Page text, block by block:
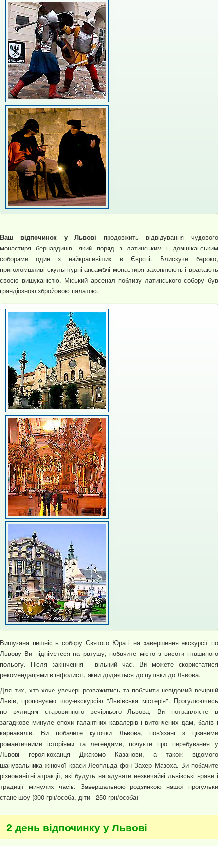
Ваш відпочинок у Львові продовжить відвідування чудового
монастиря бернардинів, який поряд з латинським і домініканським
соборами один з найкрасивіших в Європі. Блискуче бароко,
приголомшливі скульптурні ансамблі монастиря захоплюють і вражають
своєю вишуканістю. Міський арсенал поблизу латинського собору був
грандіозною збройовою палатою.
Вишукана пишність собору Святого Юра і на завершення екскурсії по
Львову Ви підніметеся на ратушу, побачите місто з висоти пташиного
польоту. Після закінчення - вільний час. Ви можете скористатися
рекомендаціями в інфолисті, який додається до путівки до Львова.
Для тих, хто хоче увечері розважитись та побачити невідомий вечірній
Львів, пропонуємо шоу-екскурсію "Львівська містерія". Прогулюючись
по вулицям старовинного вечірнього Львова, Ви потрапляєте в
загадкове минуле епохи галантних кавалерів і витончених дам, балів і
карнавалів. Ви побачите куточки Львова, пов'язані з цікавими
романтичними історіями та легендами, почуєте про перебування у
Львові героя-коханця Джакомо Казанови, а також відомого
шанувальника жіночої краси Леопльда фон Захер Мазоха. Ви побачите
різноманітні атракції, які будуть нагадувати незвичайні львівські нрави і
традиції минулих часів. Завершальною родзинкою нашої прогульки
стане шоу (300 грн/особа, діти - 250 грн/особа)
2 день відпочинку у Львові